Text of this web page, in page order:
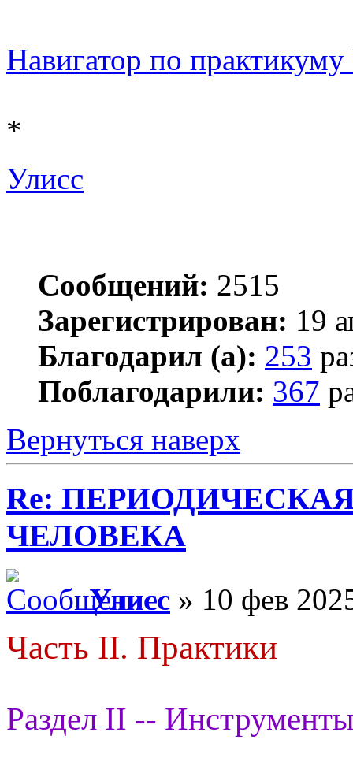
Навигатор по
*
Улисс
Сообщений: 2515
Зарегистрирован: 19
Благодарил (а): 253
Поблагодарили: 367
Вернуться наверх
Re:
ЧЕЛОВЕКА
Улисс » 10 фев
Часть II. Практики
Раздел II --